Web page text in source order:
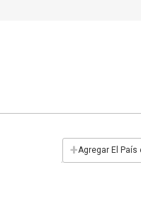
+Agregar El País